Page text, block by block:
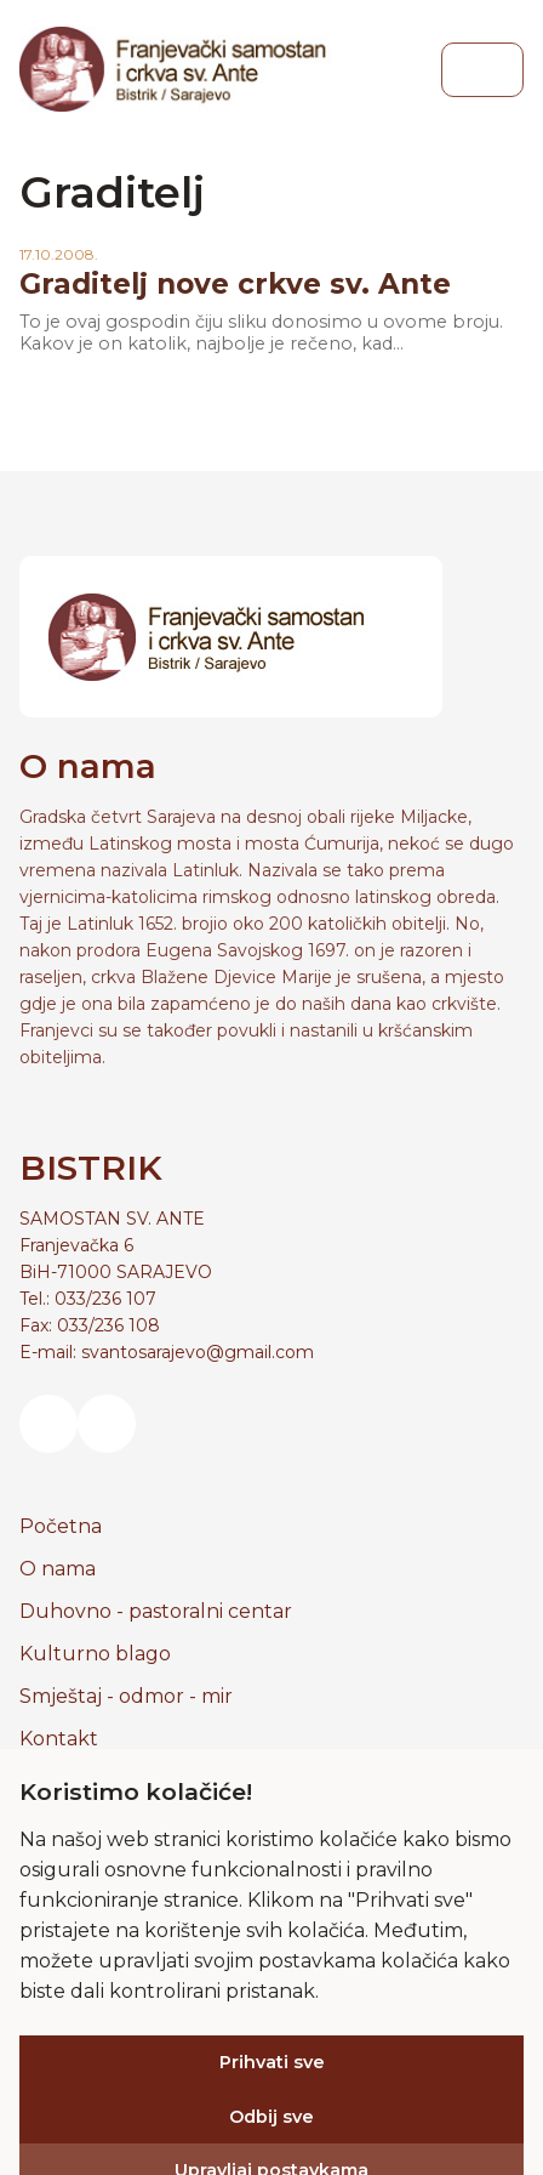
Menu
Graditelj
17.10.2008.
Graditelj nove crkve sv. Ante
To je ovaj gospodin čiju sliku donosimo u ovome broju.
Kakov je on katolik, najbolje je rečeno, kad...
O nama
Gradska četvrt Sarajeva na desnoj obali rijeke Miljacke,
između Latinskog mosta i mosta Ćumurija, nekoć se dugo
vremena nazivala Latinluk. Nazivala se tako prema
vjernicima-katolicima rimskog odnosno latinskog obreda.
Taj je Latinluk 1652. brojio oko 200 katoličkih obitelji. No,
nakon prodora Eugena Savojskog 1697. on je razoren i
raseljen, crkva Blažene Djevice Marije je srušena, a mjesto
gdje je ona bila zapamćeno je do naših dana kao crkvište.
Franjevci su se također povukli i nastanili u kršćanskim
obiteljima.
BISTRIK
SAMOSTAN SV. ANTE
Franjevačka 6
BiH-71000 SARAJEVO
Tel.: 033/236 107
Fax: 033/236 108
E-mail: svantosarajevo@gmail.com
Početna
O nama
Duhovno - pastoralni centar
Kulturno blago
Smještaj - odmor - mir
Kontakt
Pravila privatnosti
Kolačići
Uvjeti korištenja
Frama
Koristimo kolačiće!
Na našoj web stranici koristimo kolačiće kako bismo
osigurali osnovne funkcionalnosti i pravilno
funkcioniranje stranice. Klikom na "Prihvati sve"
pristajete na korištenje svih kolačića. Međutim,
možete upravljati svojim postavkama kolačića kako
biste dali kontrolirani pristanak.
Prihvati sve
Odbij sve
Upravljaj postavkama